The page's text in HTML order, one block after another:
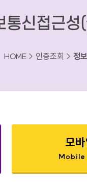
통신접근
HOME > 인증조회 > 정
모